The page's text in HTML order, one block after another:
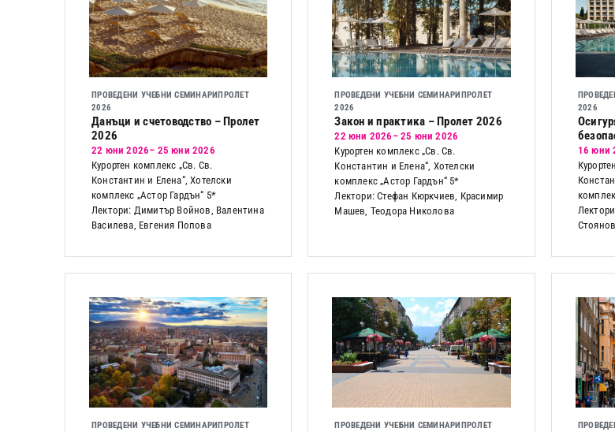
ПРОВЕДЕНИ УЧЕБНИ СЕМИНАРИ ПРОЛЕТ
2026
Данъци и счетоводство – Пролет
2026
22 юни 2026– 25 юни 2026
Курортен комплекс „Св. Св.
Константин и Елена“, Хотелски
комплекс „Астор Гардън“ 5*
Лектори: Димитър Войнов, Валентина
Василева, Евгения Попова
ПРОВЕДЕНИ УЧЕБНИ СЕМИНАРИ ПРОЛЕТ
2026
Закон и практика – Пролет 2026
22 юни 2026 – 25 юни 2026
Курортен комплекс „Св. Св.
Константин и Елена“, Хотелски
комплекс „Астор Гардън“ 5*
Лектори: Стефан Кюркчиев, Красимир
Машев, Теодора Николова
2026
16 юни
ПРОВЕДЕНИ УЧЕБНИ СЕМИНАРИ ПРОЛЕТ
ПРОВЕДЕНИ УЧЕБНИ СЕМИНАРИ ПРОЛЕТ